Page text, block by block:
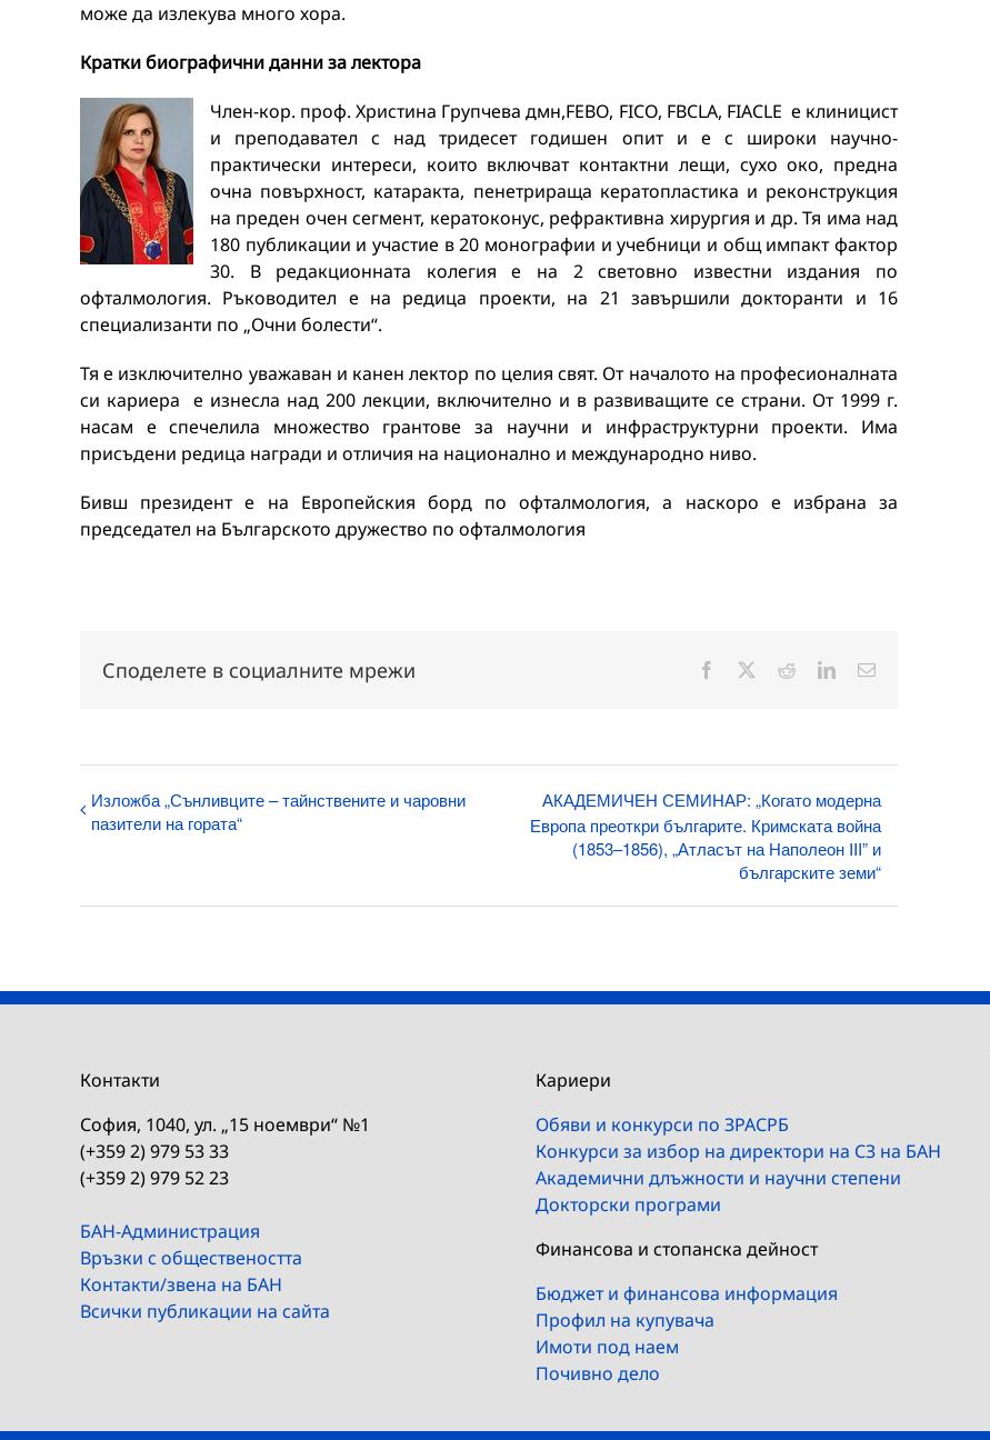
може да излекува много хора.
Кратки биографични данни за лектора
Член-кор. проф. Христина Групчева дмн,FEBO, FICO, FBCLA, FIACLE е клиницист
и преподавател с над тридесет годишен опит и е с широки научно-
практически интереси, които включват контактни лещи, сухо око, предна
очна повърхност, катаракта, пенетрираща кератопластика и реконструкция
на преден очен сегмент, кератоконус, рефрактивна хирургия и др. Тя има над
180 публикации и участие в 20 монографии и учебници и общ импакт фактор
30. В редакционната колегия е на 2 световно известни издания по
офталмология. Ръководител е на редица проекти, на 21 завършили докторанти и 16
специализанти по „Очни болести“.
Тя е изключително уважаван и канен лектор по целия свят. От началото на професионалната
си кариера е изнесла над 200 лекции, включително и в развиващите се страни. От 1999 г.
насам е спечелила множество грантове за научни и инфраструктурни проекти. Има
присъдени редица награди и отличия на национално и международно ниво.
Бивш президент е на Европейския борд по офталмология, а наскоро е избрана за
председател на Българското дружество по офталмология
Споделете в социалните мрежи Facebook RedditLinkedInЕлектронна
Изложба „Сънливците – тайнствените и чаровни
пазители на гората“
АКАДЕМИЧЕН СЕМИНАР: „Когато модерна
Европа преоткри българите. Кримската война
(1853–1856), „Атласът на Наполеон III” и
българските земи“
Контакти
София, 1040, ул. „15 ноември“ №1
(+359 2) 979 53 33
(+359 2) 979 52 23
БАН-Администрация
Връзки с обществеността
Контакти/звена на БАН
Всички публикации на сайта
Кариери
Обяви и конкурси по ЗРАСРБ
Конкурси за избор на директори на СЗ на БАН
Академични длъжности и научни степени
Докторски програми
Финансова и стопанска дейност
Бюджет и финансова информация
Профил на купувача
Имоти под наем
Почивно дело